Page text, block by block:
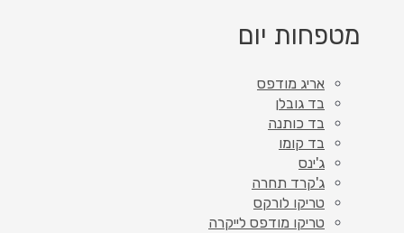
מטפחות יום
אריג מודפס
בד גובלן
בד כותנה
בד קומו
ג'ינס
ג'קרד תחרה
טריקו לורקס
טריקו מודפס לייקרה